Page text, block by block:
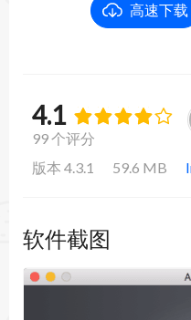
高速下载
4.1
99 个评分
版本 4.3.1 59.6 MB
软件截图